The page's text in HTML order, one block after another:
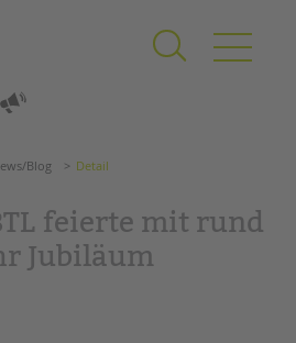
Blog Detail
feierte mit rund
Jubiläum